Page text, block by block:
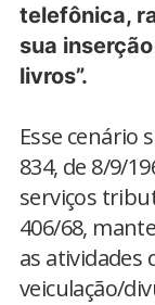
telefônica,
sua
livros”.
Esse cenário
834, de 8/9/
serviços
406/68,
as atividades
veiculação/